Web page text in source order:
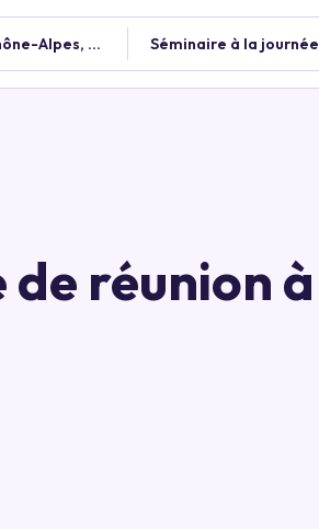
Alpes, France Séminaire à la journée
réunion à